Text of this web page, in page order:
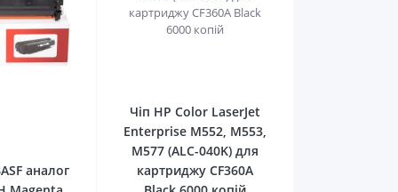
аналог
Чіп HP Color LaserJet
Enterprise M552, M553,
M577 (ALC-040K) для
картриджу CF360A